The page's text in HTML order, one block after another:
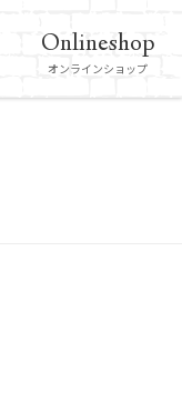
Onlineshop
オンラインショップ